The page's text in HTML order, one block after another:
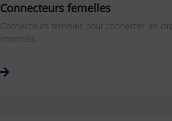
Connecteurs femelles
Connecteurs femelles pour connecter les
imprimés.